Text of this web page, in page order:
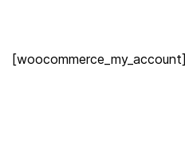
[woocommerce_my_account]